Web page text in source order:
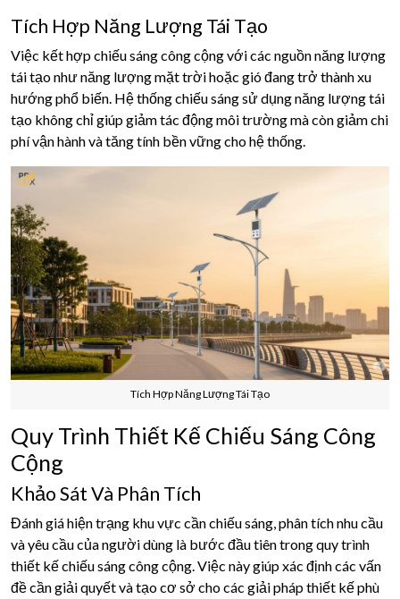
Tích Hợp Năng Lượng Tái Tạo
Việc kết hợp chiếu sáng công cộng với các nguồn năng lượng
tái tạo như năng lượng mặt trời hoặc gió đang trở thành xu
hướng phổ biến. Hệ thống chiếu sáng sử dụng năng lượng tái
tạo không chỉ giúp giảm tác động môi trường mà còn giảm chi
phí vận hành và tăng tính bền vững cho hệ thống.
Tích Hợp Năng Lượng Tái Tạo
Quy Trình Thiết Kế Chiếu Sáng Công
Cộng
Khảo Sát Và Phân Tích
Đánh giá hiện trạng khu vực cần chiếu sáng, phân tích nhu cầu
và yêu cầu của người dùng là bước đầu tiên trong quy trình
thiết kế chiếu sáng công cộng. Việc này giúp xác định các vấn
đề cần giải quyết và tạo cơ sở cho các giải pháp thiết kế phù